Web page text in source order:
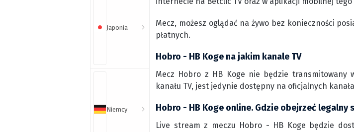
Japonia
Niemcy
Mecz, możesz oglądać na żywo bez konieczności
płatnych.
Hobro - HB Koge na jakim kanale TV
Mecz Hobro z HB Koge nie będzie transmitowany
kanału TV, jest jedynie dostępny na oficjalnych
Hobro - HB Koge online. Gdzie obejrzeć legalny
Live stream z meczu Hobro - HB Koge będzie